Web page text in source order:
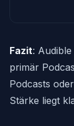
Fazit:
primär
Podcasts
Stärke liegt